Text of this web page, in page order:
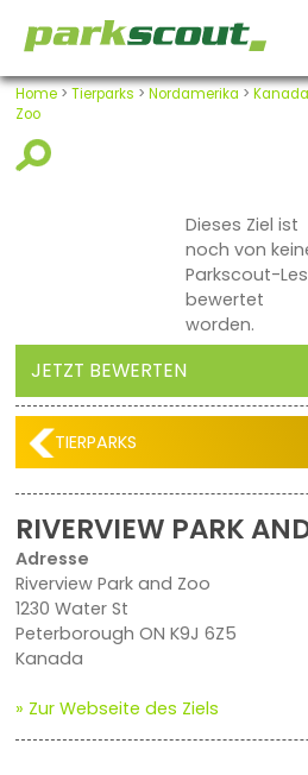
Home> Tierparks > Nordamerika > Kanada
Zoo
Dieses Ziel ist
noch von
Parkscout-
bewertet
worden.
JETZT BEWERTEN
TIERPARKS
RIVERVIEW PARK
Adresse
Riverview Park and Zoo
1230 Water St
Peterborough ON K9J 6Z5
Kanada
» Zur Webseite des Ziels